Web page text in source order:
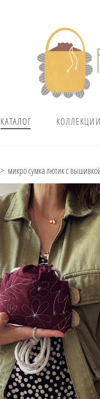
КАТАЛОГ КОЛЛЕКЦИИ
> микро сумка лютик с